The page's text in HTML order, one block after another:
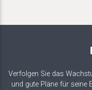
Verfolgen Sie das
und gute Pläne für seine